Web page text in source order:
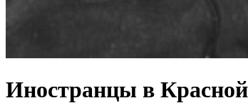
Иностранцы в